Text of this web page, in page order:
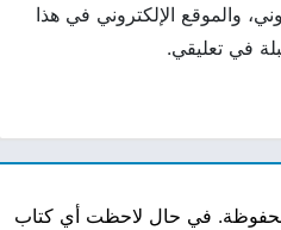
والموقع الإلكتروني في هذا
في تعليقي.
في حال لاحظت أي كتاب